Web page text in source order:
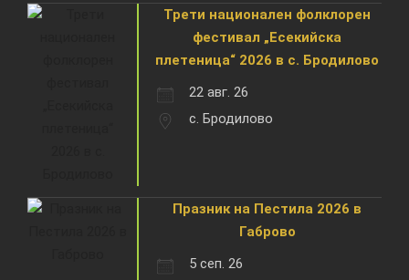
Трети национален фолклорен
фестивал „Есекийска
плетеница“ 2026 в с. Бродилово
22 авг. 26
с. Бродилово
Празник на Пестила 2026 в
Габрово
5 сеп. 26